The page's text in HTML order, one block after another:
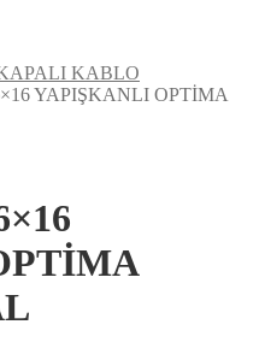
KABLO
YAPIŞKANLI OPTİMA